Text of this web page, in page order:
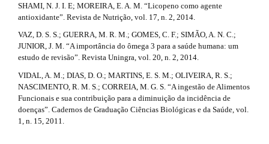
SHAMI, N. J. I. E; MOREIRA, E. A. M. “Licopeno como agente
antioxidante”. Revista de Nutrição, vol. 17, n. 2, 2014.
VAZ, D. S. S.; GUERRA, M. R. M.; GOMES, C. F.; SIMÃO, A. N. C.;
JUNIOR, J. M. “A importância do ômega 3 para a saúde humana: um
estudo de revisão”. Revista Uningra, vol. 20, n. 2, 2014.
VIDAL, A. M.; DIAS, D. O.; MARTINS, E. S. M.; OLIVEIRA, R. S.;
NASCIMENTO, R. M. S.; CORREIA, M. G. S. “A ingestão de Alimentos
Funcionais e sua contribuição para a diminuição da incidência de
doenças”. Cadernos de Graduação Ciências Biológicas e da Saúde, vol.
1, n. 15, 2011.